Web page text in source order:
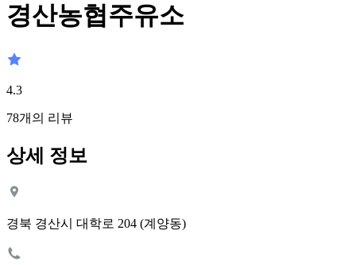
경산농협주유소
4.3
78개의 리뷰
상세 정보
경북 경산시 대학로 204 (계양동)